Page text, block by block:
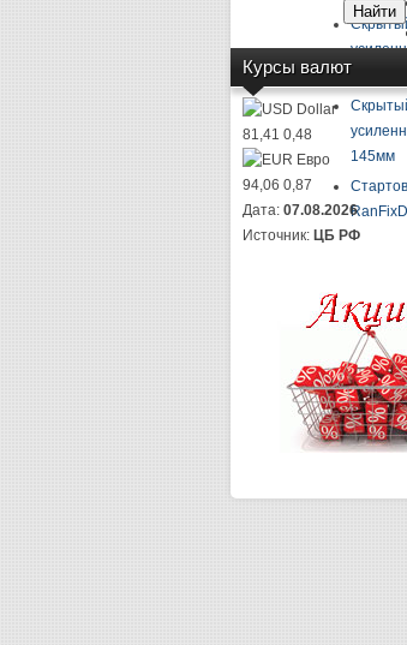
145мм
Курсы валют
Dollar
81,41 0,48
Евро
94,06 0,87
Дата: 07.08.2026
Источник: ЦБ РФ